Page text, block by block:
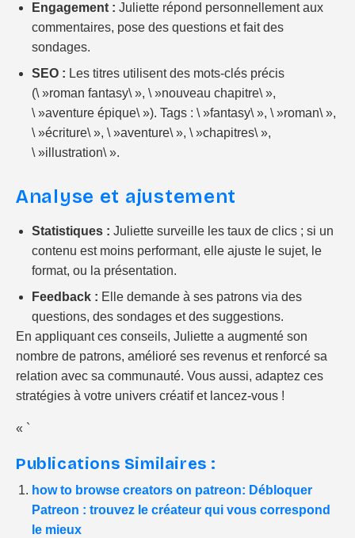
Engagement : Juliette répond personnellement aux
commentaires, pose des questions et fait des
sondages.
SEO : Les titres utilisent des mots-clés précis
(\ »roman fantasy\ », \ »nouveau chapitre\ »,
\ »aventure épique\ »). Tags : \ »fantasy\ », \ »roman\ »,
\ »écriture\ », \ »aventure\ », \ »chapitres\ »,
\ »illustration\ ».
Analyse et ajustement
Statistiques : Juliette surveille les taux de clics ; si un
contenu est moins performant, elle ajuste le sujet, le
format, ou la présentation.
Feedback : Elle demande à ses patrons via des
questions, des sondages et des suggestions.
En appliquant ces conseils, Juliette a augmenté son
nombre de patrons, amélioré ses revenus et renforcé sa
relation avec sa communauté. Vous aussi, adaptez ces
stratégies à votre univers créatif et lancez-vous !
« `
Publications Similaires :
how to browse creators on patreon: Débloquer
Patreon : trouvez le créateur qui vous correspond
le mieux